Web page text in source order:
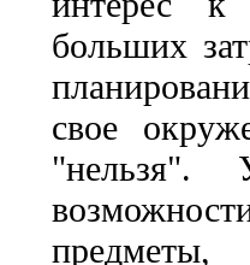
больших
свое